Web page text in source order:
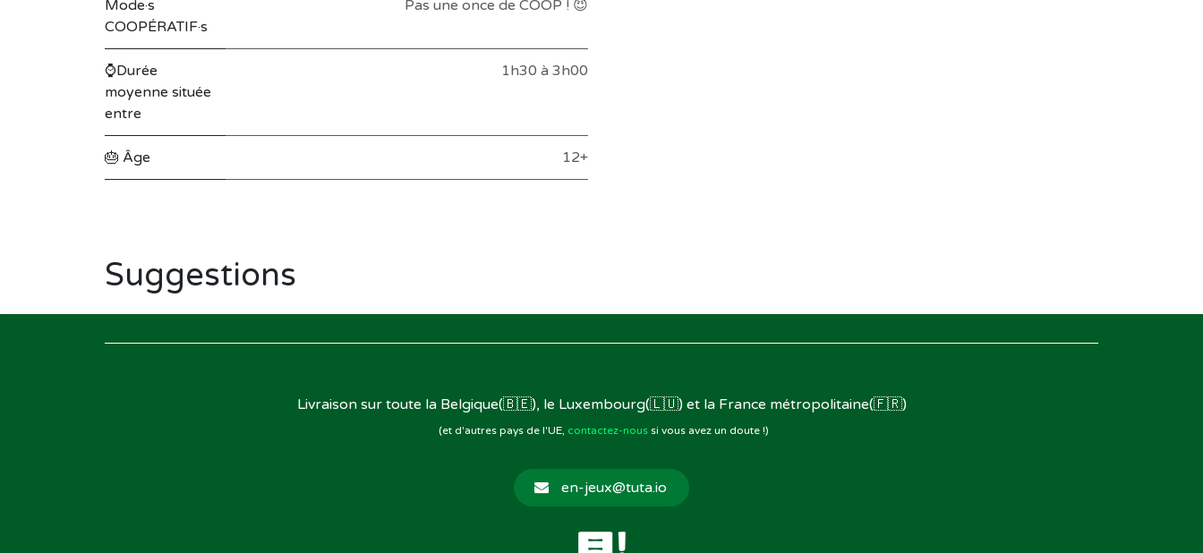
Mode·s
COOPÉRATIF·s
Pas une once de COOP ! 😈
⌚Durée
moyenne située
entre
1h30 à 3h00
🎂 Âge 12+
Suggestions
Livraison sur toute la Belgique(🇧🇪), le Luxembourg(🇱🇺) et la France métropolitaine(🇫🇷)
(et d'autres pays de l'UE, contactez-noussi vous avez un doute !)
en-jeux@tuta.io